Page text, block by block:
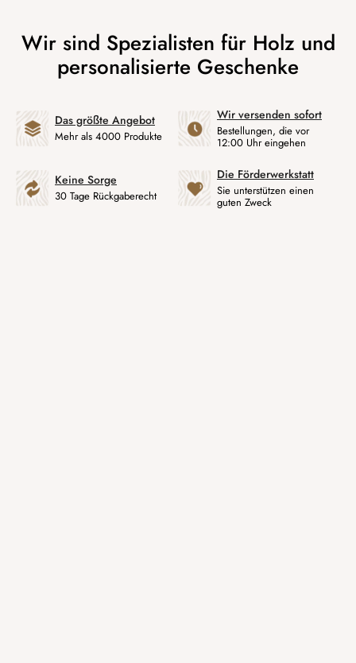
Das größte Angebot
Mehr als 4000 Produkte
Wir versenden sofort
Bestellungen, die vor
12:00 Uhr eingehen
Keine Sorge
30 Tage Rückgaberecht
Die Förderwerkstatt
Sie unterstützen einen
guten Zweck